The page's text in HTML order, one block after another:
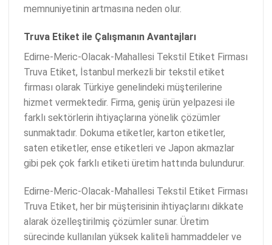
memnuniyetinin artmasına neden olur.
Truva Etiket ile Çalışmanın Avantajları
Edirne-Meric-Olacak-Mahallesi Tekstil Etiket Firması
Truva Etiket, İstanbul merkezli bir tekstil etiket
firması olarak Türkiye genelindeki müşterilerine
hizmet vermektedir. Firma, geniş ürün yelpazesi ile
farklı sektörlerin ihtiyaçlarına yönelik çözümler
sunmaktadır. Dokuma etiketler, karton etiketler,
saten etiketler, ense etiketleri ve Japon akmazlar
gibi pek çok farklı etiketi üretim hattında bulundurur.
Edirne-Meric-Olacak-Mahallesi Tekstil Etiket Firması
Truva Etiket, her bir müşterisinin ihtiyaçlarını dikkate
alarak özelleştirilmiş çözümler sunar. Üretim
sürecinde kullanılan yüksek kaliteli hammaddeler ve